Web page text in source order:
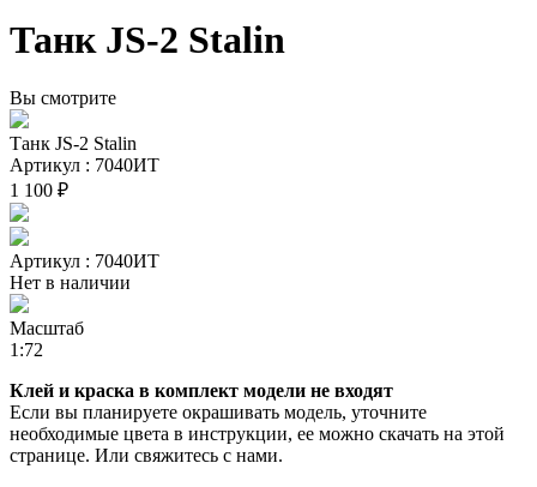
Танк JS-2 Stalin
Вы смотрите
Танк JS-2 Stalin
Артикул : 7040ИТ
1 100 ₽
Артикул : 7040ИТ
Нет в наличии
Масштаб
1:72
Клей и краска в комплект модели не входят
Если вы планируете окрашивать модель, уточните
необходимые цвета в инструкции, ее можно скачать на этой
странице. Или свяжитесь с нами.